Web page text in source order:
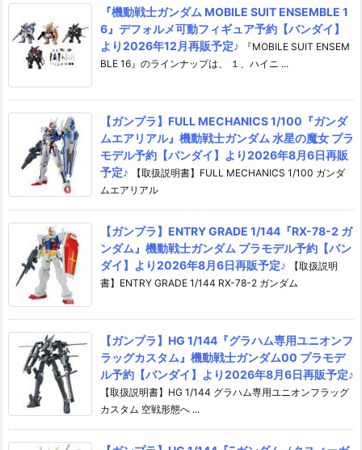
『機動戦士ガンダム MOBILE SUIT ENSEMBLE 1
6』デフォルメ可動フィギュア予約【バンダイ】
より2026年12月再販予定♪
『MOBILE SUIT ENSEM
BLE 16』のラインナップは、 １、ハイニ ...
【ガンプラ】FULL MECHANICS 1/100『ガンダ
ムエアリアル』機動戦士ガンダム 水星の魔女 プラ
モデル予約【バンダイ】より2026年8月6日再販
予定♪
【取扱説明書】FULL MECHANICS 1/100 ガンダ
ムエアリアル
【ガンプラ】ENTRY GRADE 1/144『RX-78-2 ガ
ンダム』機動戦士ガンダム プラモデル予約【バン
ダイ】より2026年8月6日再販予定♪
【取扱説明
書】ENTRY GRADE 1/144 RX-78-2 ガンダム
【ガンプラ】HG 1/144『グラハム専用ユニオンフ
ラッグカスタム』機動戦士ガンダム00 プラモデ
ル予約【バンダイ】より2026年8月6日再販予定♪
【取扱説明書】HG 1/144 グラハム専用ユニオンフラッグ
カスタム 空戦形態へ ...